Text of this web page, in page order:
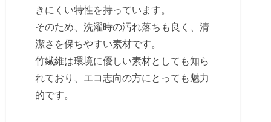
きにくい特性を持っています。
そのため、洗濯時の汚れ落ちも良く、清
潔さを保ちやすい素材です。
竹繊維は環境に優しい素材としても知ら
れており、エコ志向の方にとっても魅力
的です。